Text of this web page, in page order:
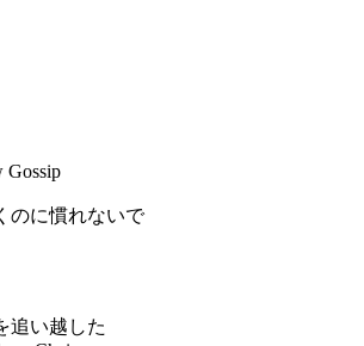
Gossip
のに慣れないで
追い越した